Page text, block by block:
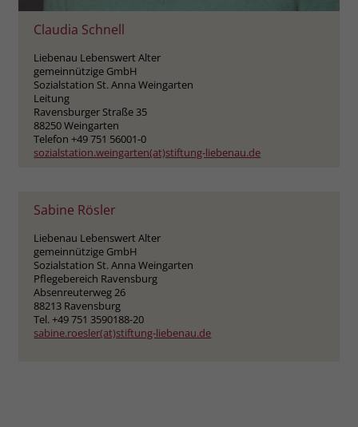
Claudia Schnell
Liebenau Lebenswert Alter
gemeinnützige GmbH
Sozialstation St. Anna Weingarten
Leitung
Ravensburger Straße 35
88250 Weingarten
Telefon +49 751 56001-0
sozialstation.weingarten(at)stiftung-liebenau.de
Sabine Rösler
Liebenau Lebenswert Alter
gemeinnützige GmbH
Sozialstation St. Anna Weingarten
Pflegebereich Ravensburg
Absenreuterweg 26
88213 Ravensburg
Tel. +49 751 3590188-20
sabine.roesler(at)stiftung-liebenau.de